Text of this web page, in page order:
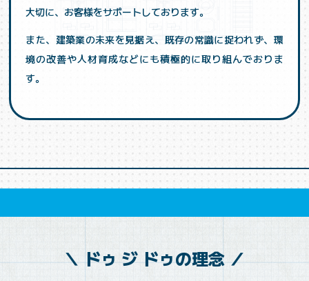
大切に、お客様をサポートしております。
また、建築業の未来を見据え、既存の常識に捉われず、環
境の改善や人材育成などにも積極的に取り組んでおりま
す。
＼ ドゥ ジ ドゥの理念 ／